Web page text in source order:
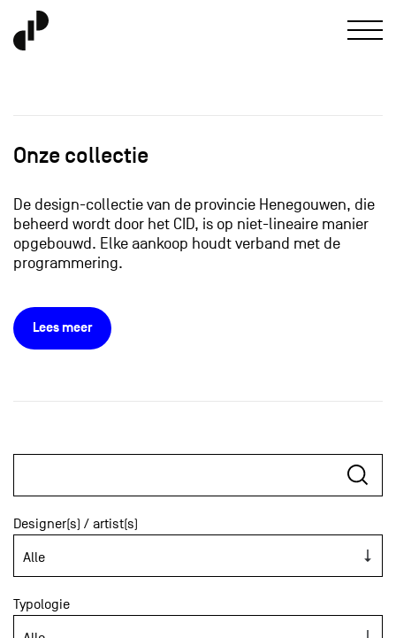
Onze collectie
De design-collectie van de provincie Henegouwen, die
beheerd wordt door het CID, is op niet-lineaire manier
opgebouwd. Elke aankoop houdt verband met de
programmering.
Lees meer
Designer(s) / artist(s)
Typologie